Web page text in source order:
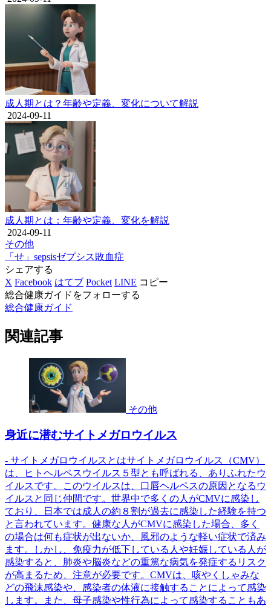
成人期とは？年齢や定義、変化について解説
2024-09-11
成人期とは：年齢や定義、変化を解説
2024-09-11
その他
「せ」 sepsisゼプシス敗血症
シェアする
X Facebook はてブ Pocket LINE コピー
総合健康ガイドをフォローする
総合健康ガイド
関連記事
その他
身近に潜むサイトメガロウイルス
- サイトメガロウイルスとはサイトメガロウイルス（CMV）
は、ヒトヘルペスウイルス５型とも呼ばれる、ありふれたウ
イルスです。このウイルスは、口唇ヘルペスの原因となるウ
イルスと同じ仲間です。世界中で多くの人がCMVに感染し
ており、日本では成人の約８割が過去に感染した経験を持つ
と言われています。健康な人がCMVに感染した場合、多く
の場合は何も症状が出ないか、風邪のような軽い症状で済み
ます。しかし、免疫力が低下している人や妊娠している人が
感染すると、肺炎や脳炎などの重篤な病気を発症するリスク
が高まるため、注意が必要です。CMVは、咳やくしゃみな
どの飛沫感染や、感染者の体液に接触することによって感染
します。また、母子感染や性行為によって感染することもあ